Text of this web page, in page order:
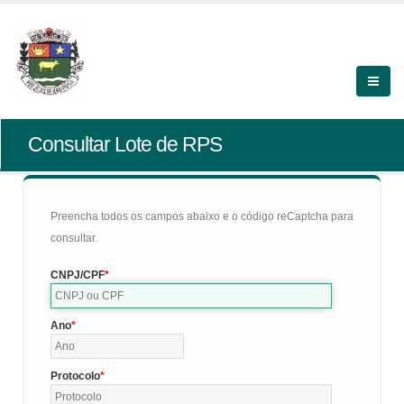
Consultar Lote de RPS
Preencha todos os campos abaixo e o código reCaptcha para
consultar.
CNPJ/CPF
Ano
Protocolo